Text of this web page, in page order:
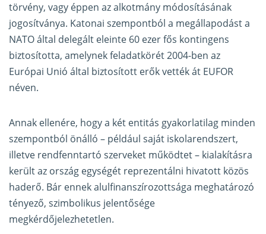
törvény, vagy éppen az alkotmány módosításának
jogosítványa. Katonai szempontból a megállapodást a
NATO által delegált eleinte 60 ezer fős kontingens
biztosította, amelynek feladatkörét 2004-ben az
Európai Unió által biztosított erők vették át EUFOR
néven.
Annak ellenére, hogy a két entitás gyakorlatilag minden
szempontból önálló – például saját iskolarendszert,
illetve rendfenntartó szerveket működtet – kialakításra
került az ország egységét reprezentálni hivatott közös
haderő. Bár ennek alulfinanszírozottsága meghatározó
tényező, szimbolikus jelentősége
megkérdőjelezhetetlen.